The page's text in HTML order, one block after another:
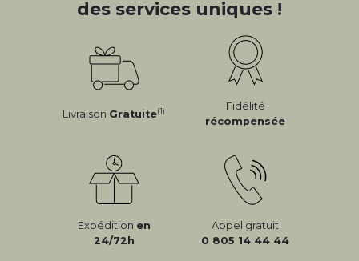
des services uniques !
Livraison Gratuite(1)
Fidélité
récompensée
Expédition en
24/72h
Appel gratuit
0 805 14 44 44